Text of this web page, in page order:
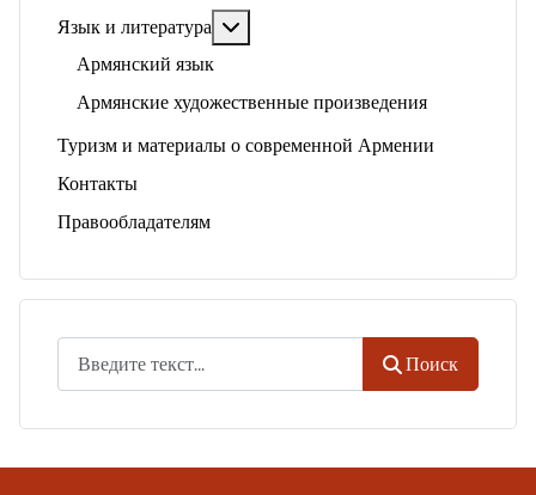
Язык и литература
Армянский язык
Армянские художественные произведения
Туризм и материалы о современной Армении
Контакты
Правообладателям
Поиск